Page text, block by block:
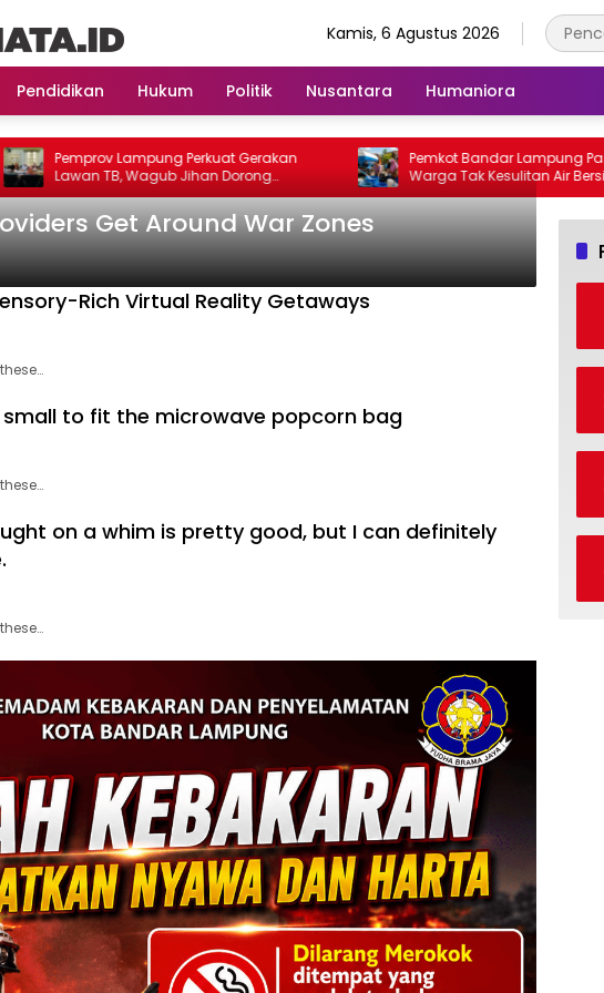
Kamis, 6 Agustus 2026
Pendidikan Hukum Politik Nusantara Humaniora
Lampung Perkuat Gerakan
TB, Wagub Jihan Dorong
Kasus Lebih Cepat dan
Pemkot Bandar Lampung Pastikan
Warga Tak Kesulitan Air Bersih, 200 Ribu
Liter Sudah Disalurkan
Get Around War Zones
Rich Virtual Reality Getaways
to fit the microwave popcorn bag
on a whim is pretty good, but I can definitely